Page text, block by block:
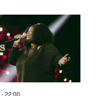
e
n
t
n
-22:00